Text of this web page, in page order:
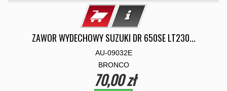
ZAWOR WYDECHOWY SUZUKI DR 650SE LT230...
AU-09032E
BRONCO
70,00 zł